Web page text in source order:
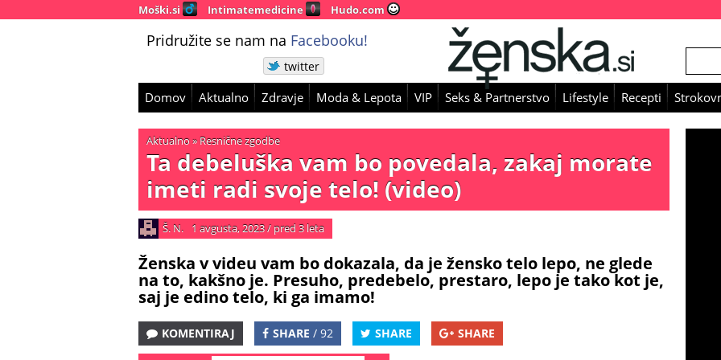
Moški.si Intimatemedicine Hudo.com
Pridružite se nam na Facebooku!
twitter
Domov Aktualno Zdravje Moda & Lepota VIP Seks & Partnerstvo Lifestyle Recepti
Aktualno» Resnične zgodbe
Ta debeluška vam bo povedala, zakaj morate
imeti radi svoje telo! (video)
Š. N. 1 avgusta, 2023/ pred 3 leta
Ženska v videu vam bo dokazala, da je žensko telo lepo, ne glede
na to, kakšno je. Presuho, predebelo, prestaro, lepo je tako kot je,
saj je edino telo, ki ga imamo!
KOMENTIRAJ SHARE / 92 SHARE SHARE